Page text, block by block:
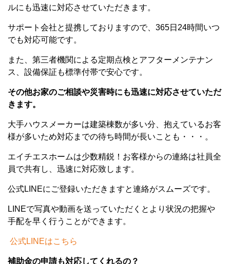
ルにも迅速に対応させていただきます。
サポート会社と提携しておりますので、365日24時間いつ
でも対応可能です。
また、第三者機関による定期点検とアフターメンテナン
ス、設備保証も標準付帯で安心です。
その他お家のご相談や災害時にも迅速に対応させていただ
きます。
大手ハウスメーカーは建築棟数が多い分、抱えているお客
様が多いため対応までの待ち時間が長いことも・・・。
エイチエスホームは少数精鋭！お客様からの連絡は社員全
員で共有し、迅速に対応致します。
公式LINEにご登録いただきますと連絡がスムーズです。
LINEで写真や動画を送っていただくとより状況の把握や
手配を早く行うことができます。
公式LINEはこちら
補助金の申請も対応してくれるの？